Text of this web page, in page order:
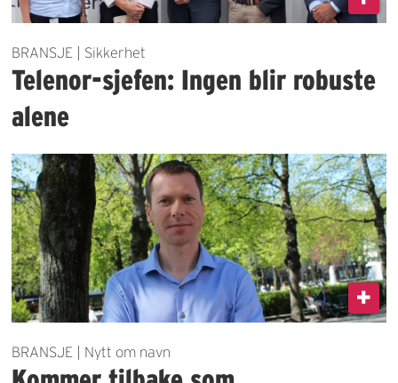
BRANSJE | Sikkerhet
Telenor-sjefen: Ingen blir robuste
alene
BRANSJE | Nytt om navn